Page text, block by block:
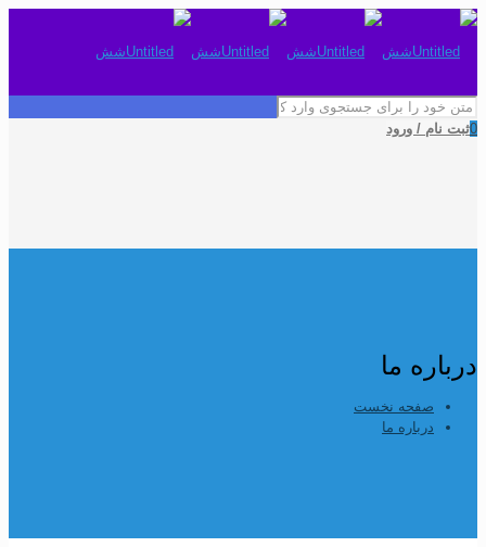
0ثبت نام / ورود
درباره ما
صفحه نخست
درباره ما